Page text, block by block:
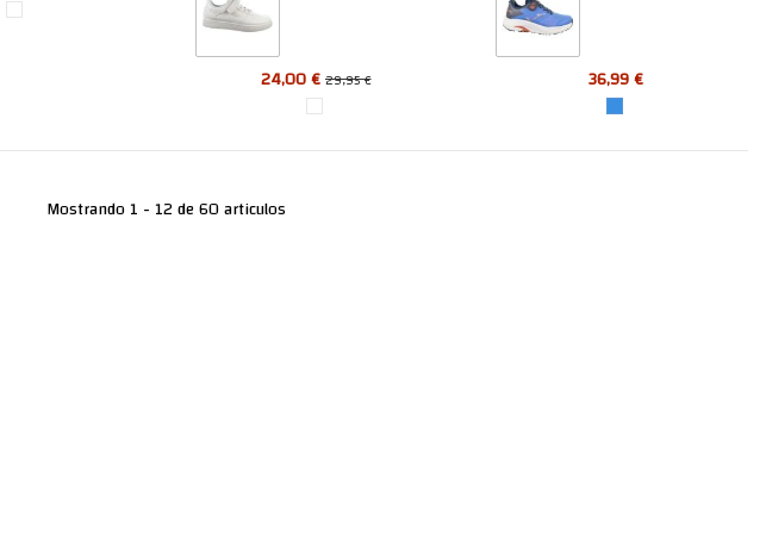
24,00 € 29,95 € 36,99 €
Mostrando 1 - 12 de 60 articulos